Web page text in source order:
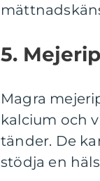
5.
Magra
kalcium och
tänder. De
stödja en